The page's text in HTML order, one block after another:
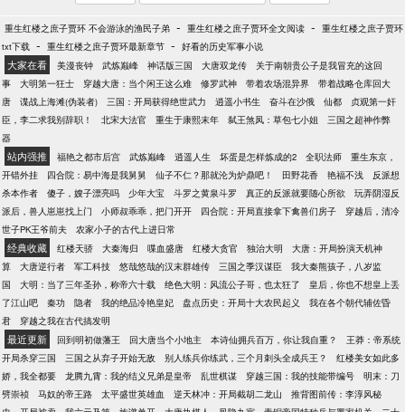
重生红楼之庶子贾环 不会游泳的渔民子弟 - 重生红楼之庶子贾环全文阅读 - 重生红楼之庶子贾环
txt下载 - 重生红楼之庶子贾环最新章节 - 好看的历史军事小说
大家在看 美漫丧钟 武炼巅峰 神话版三国 大唐双龙传
关于南朝贵公子是我冒充的这回
事
大明第一狂士 穿越大唐：当个闲王这么难 修罗武神 带着农场混异界
带着战略仓库回大
唐
谍战上海滩(伪装者) 三国：开局获得绝世武力 逍遥小书生 奋斗在沙俄 仙都
贞观第一奸
臣，李二求我别辞职！
北宋大法官 重生于康熙末年 弑王煞凤：草包七小姐
三国之超神作弊
器
站内强推 福艳之都市后宫 武炼巅峰 逍遥人生 坏蛋是怎样炼成的2 全职法师
重生东京，
开错外挂
四合院：易中海是我舅舅 仙子不仁？那就沦为炉鼎吧！ 田野花香 艳福不浅
反派想
杀本作者
傻子，嫂子漂亮吗 少年大宝 斗罗之黄泉斗罗 真正的反派就要随心所欲
玩弄阴湿反
派后，兽人崽崽找上门
小师叔乖乖，把门开开 四合院：开局直接拿下禽兽们房子
穿越后，清冷
世子PK王爷前夫
农家小子的古代上进日常
经典收藏 红楼天骄 大秦海归 喋血盛唐 红楼大贪官 独治大明
大唐：开局扮演天机神
算
大唐逆行者 军工科技 悠哉悠哉的汉末群雄传 三国之季汉谋臣
我大秦熊孩子，八岁监
国
大明：当了三年圣孙，称帝六十载 绝色大明：风流公子哥，也太狂了
皇后，你也不想皇上丢
了江山吧
秦功 隐者 我的绝品冷艳皇妃 盘点历史：开局十大农民起义
我在各个朝代辅佐昏
君
穿越之我在古代搞发明
最近更新 回到明初做藩王 回大唐当个小地主 本诗仙拥兵百万，你让我自重？
王莽：帝系统
开局杀穿三国
三国之从弃子开始无敌 别人练兵你练武，三个月刺头全成兵王？
红楼美女如此多
娇，我全都要
龙腾九霄：我的结义兄弟是皇帝 乱世棋谋 穿越三国：我的技能带编号
明末：刀
劈崇祯
马奴的帝王路 太平盛世英雄血 逆天林冲：开局截胡二龙山
推背图前传：李淳风秘